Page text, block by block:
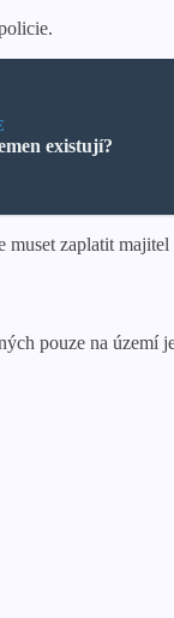
existují?
zaplatit
pouze na území